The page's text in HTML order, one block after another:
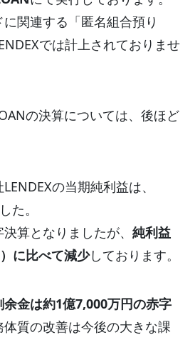
関連する「匿名組合預り
では計上されておりませ
の決算については、後ほど
の当期純利益は、
た。
算となりましたが、 純利益
に比べて減少しております。
余金は約1億7,000万円の赤字
質の改善は今後の大きな課